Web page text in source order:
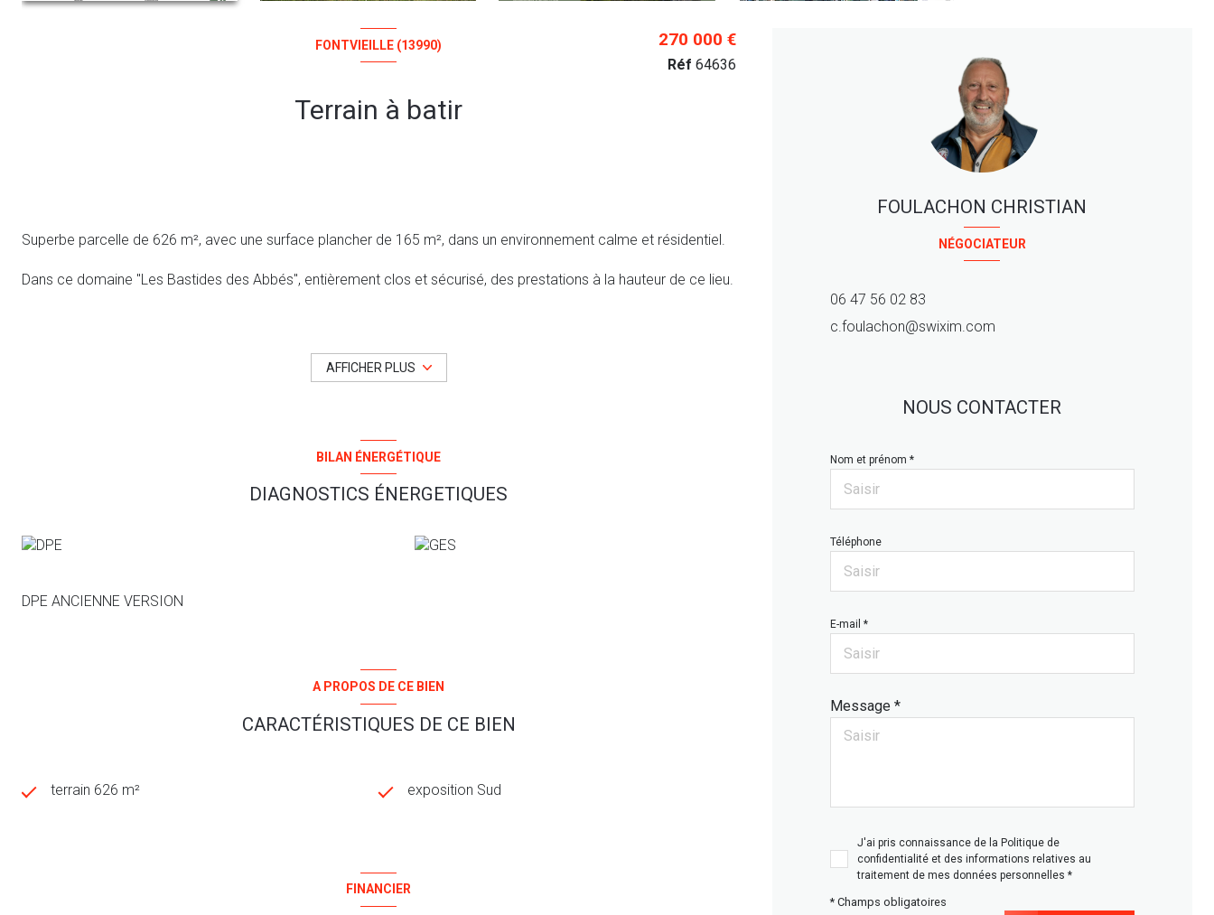
FONTVIEILLE (13990)
Terrain à batir
270 000 €
Réf 64636
Superbe parcelle de 626 m², avec une surface plancher de 165 m², dans un environnement calme et résidentiel.
Dans ce domaine "Les Bastides des Abbés", entièrement clos et sécurisé, des prestations à la hauteur de ce lieu.
Contactez Christian FOULACHON au 06 47 56 02 83 - Agence SWIXIM Immobilier Nîmes.
Notre enseigne est ouverte à l'inter-agence sous réserve de la présentation d'un client qualifié.
Les informations sur les risques auxquels ce bien est exposé sont disponibles sur le site Géorisques
AFFICHER PLUS
BILAN ÉNERGÉTIQUE
DIAGNOSTICS ÉNERGETIQUES
DPE ANCIENNE VERSION
A PROPOS DE CE BIEN
CARACTÉRISTIQUES DE CE BIEN
terrain 626 m² exposition Sud
FINANCIER
NÉGOCIATEUR
FOULACHON CHRISTIAN
06 47 56 02 83
c.foulachon@swixim.com
NOUS CONTACTER
Nom et prénom *
Téléphone
E-mail *
Message *
J'ai pris connaissance de la Politique de
confidentialité et des informations relatives au
traitement de mes données personnelles *
* Champs obligatoires